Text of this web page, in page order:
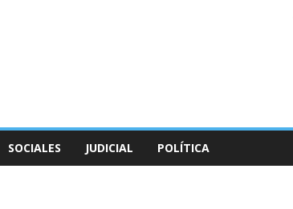
SOCIALES JUDICIAL POLÍTICA